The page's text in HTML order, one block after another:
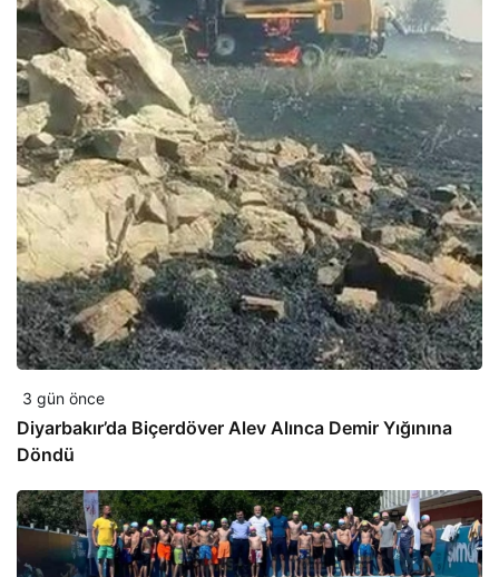
3 gün önce
Diyarbakır’da Biçerdöver Alev Alınca Demir Yığınına
Döndü